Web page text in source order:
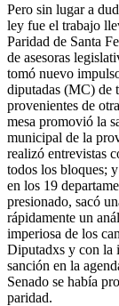
Pero sin lugar a
ley fue el trabajo
Paridad de Santa
de asesoras
tomó nuevo
diputadas (MC) de
provenientes de
mesa promovió la
municipal de la
realizó entrevistas
todos los bloques;
en los 19
presionado, sacó
rápidamente un
imperiosa de los
Diputadxs y con la
sanción en la
Senado se había
paridad.